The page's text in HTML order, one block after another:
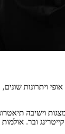
ויתרונות
וישיבה
ובר.